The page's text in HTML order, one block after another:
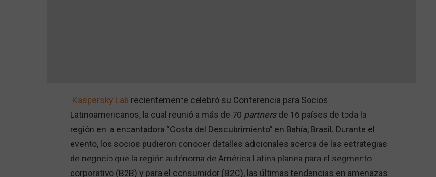
Kaspersky Lab recientemente celebró su Conferencia para Socios
Latinoamericanos, la cual reunió a más de 70 partnersde 16 países de toda la
región en la encantadora “Costa del Descubrimiento” en Bahía, Brasil. Durante el
evento, los socios pudieron conocer detalles adicionales acerca de las estrategias
de negocio que la región autónoma de América Latina planea para el segmento
corporativo (B2B) y para el consumidor (B2C), las últimas tendencias en amenazas